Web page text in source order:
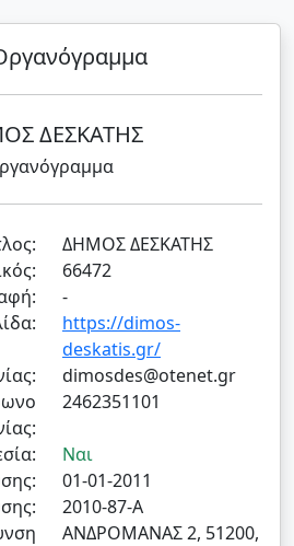
ΔΕΣΚΑΤΗΣ
ΔΗΜΟΣ ΔΕΣΚΑΤΗΣ
66472
-
https://dimos-
deskatis.gr/
dimosdes@otenet.gr
2462351101
Ναι
01-01-2011
2010-87-Α
ΑΝΔΡΟΜΑΝΑΣ 2, 51200,